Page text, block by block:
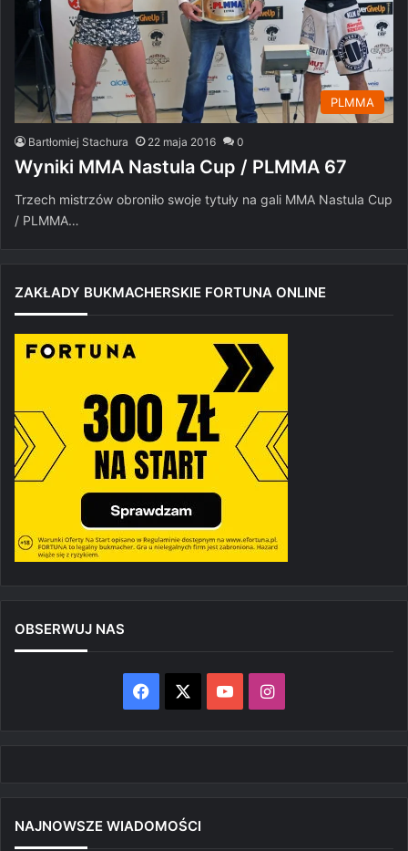
PLMMA
Bartłomiej Stachura 22 maja 2016 0
Wyniki MMA Nastula Cup / PLMMA 67
Trzech mistrzów obroniło swoje tytuły na gali MMA Nastula Cup
/ PLMMA…
ZAKŁADY BUKMACHERSKIE FORTUNA ONLINE
OBSERWUJ NAS
Facebook YouTubeInstagram
NAJNOWSZE WIADOMOŚCI